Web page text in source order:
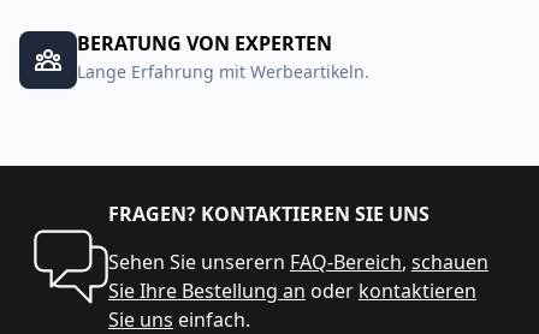
BERATUNG VON EXPERTEN
Lange Erfahrung mit Werbeartikeln.
FRAGEN? KONTAKTIEREN SIE UNS
Sehen Sie unserern FAQ-Bereich, schauen
Sie Ihre Bestellung an oder kontaktieren
Sie uns einfach.